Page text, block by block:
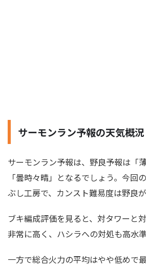
サーモンラン予報の天気概況
サーモンラン予報は、野良予報は「
「曇時々晴」となるでしょう。今回
ぶし工房で、カンスト難易度は野良
ブキ編成評価を見ると、対タワーと
非常に高く、ハシラへの対処も高水準
一方で総合火力の平均はやや低めで